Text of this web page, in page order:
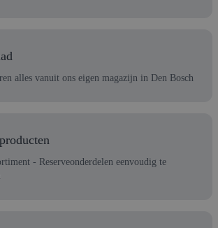
alles vanuit ons eigen magazijn in Den Bosch
- Reserveonderdelen eenvoudig te